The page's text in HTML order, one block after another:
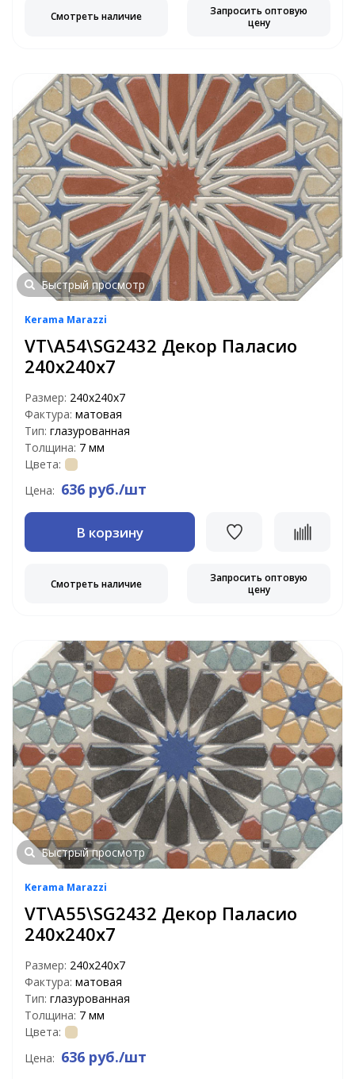
Смотреть наличие
Запросить оптовую
цену
Быстрый просмотр
Kerama Marazzi
VT\A54\SG2432 Декор Паласио
240х240х7
Размер: 240х240х7
Фактура: матовая
Тип: глазурованная
Толщина: 7 мм
Цвета:
Цена: 636 руб./шт
В корзину
Смотреть наличие
Запросить оптовую
цену
Быстрый просмотр
Kerama Marazzi
VT\A55\SG2432 Декор Паласио
240х240х7
Размер: 240х240х7
Фактура: матовая
Тип: глазурованная
Толщина: 7 мм
Цвета:
Цена: 636 руб./шт